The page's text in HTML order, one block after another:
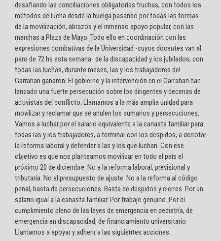
desafiando las conciliaciones obligatorias truchas, con todos los
métodos de lucha desde la huelga pasando por todas las formas
de la movilización, abrazos y el inmenso apoyo popular, con las
marchas a Plaza de Mayo. Todo ello en coordinación con las
expresiones combativas de la Universidad -cuyos docentes van al
paro de 72 hs esta semana- de la discapacidad y los jubilados, con
todas las luchas, durante meses, las y los trabajadores del
Garrahan ganaron. El gobierno y la intervención en el Garrahan han
lanzado una fuerte persecución sobre los dirigentes y decenas de
activistas del conflicto. Llamamos a la más amplia unidad para
movilizar y reclamar que se anulen los sumarios y persecuciones.
Vamos a luchar por el salario equivalente a la canasta familiar para
todas las y los trabajadores, a terminar con los despidos, a derrotar
la reforma laboral y defender a las y los que luchan. Con ese
objetivo es que nos planteamos movilizar en todo el país el
próximo 20 de diciembre: No a la reforma laboral, previsional y
tributaria. No al presupuesto de ajuste. No a la reforma al código
penal, basta de persecuciones. Basta de despidos y cierres. Por un
salario igual a la canasta familiar. Por trabajo genuino. Por el
cumplimiento pleno de las leyes de emergencia en pediatría, de
emergencia en discapacidad, de financiamiento universitario
Llamamos a apoyar y adherir a las siguientes acciones: